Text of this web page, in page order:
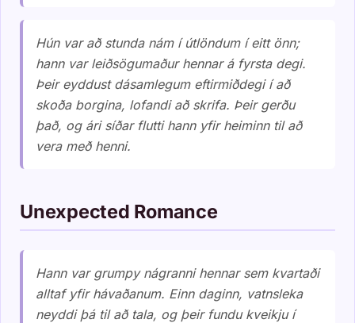
Hún var að stunda nám í útlöndum í eitt önn;
hann var leiðsögumaður hennar á fyrsta degi.
Þeir eyddust dásamlegum eftirmiðdegi í að
skoða borgina, lofandi að skrifa. Þeir gerðu
það, og ári síðar flutti hann yfir heiminn til að
vera með henni.
Unexpected Romance
Hann var grumpy nágranni hennar sem kvartaði
alltaf yfir hávaðanum. Einn daginn, vatnsleka
neyddi þá til að tala, og þeir fundu kveikju í